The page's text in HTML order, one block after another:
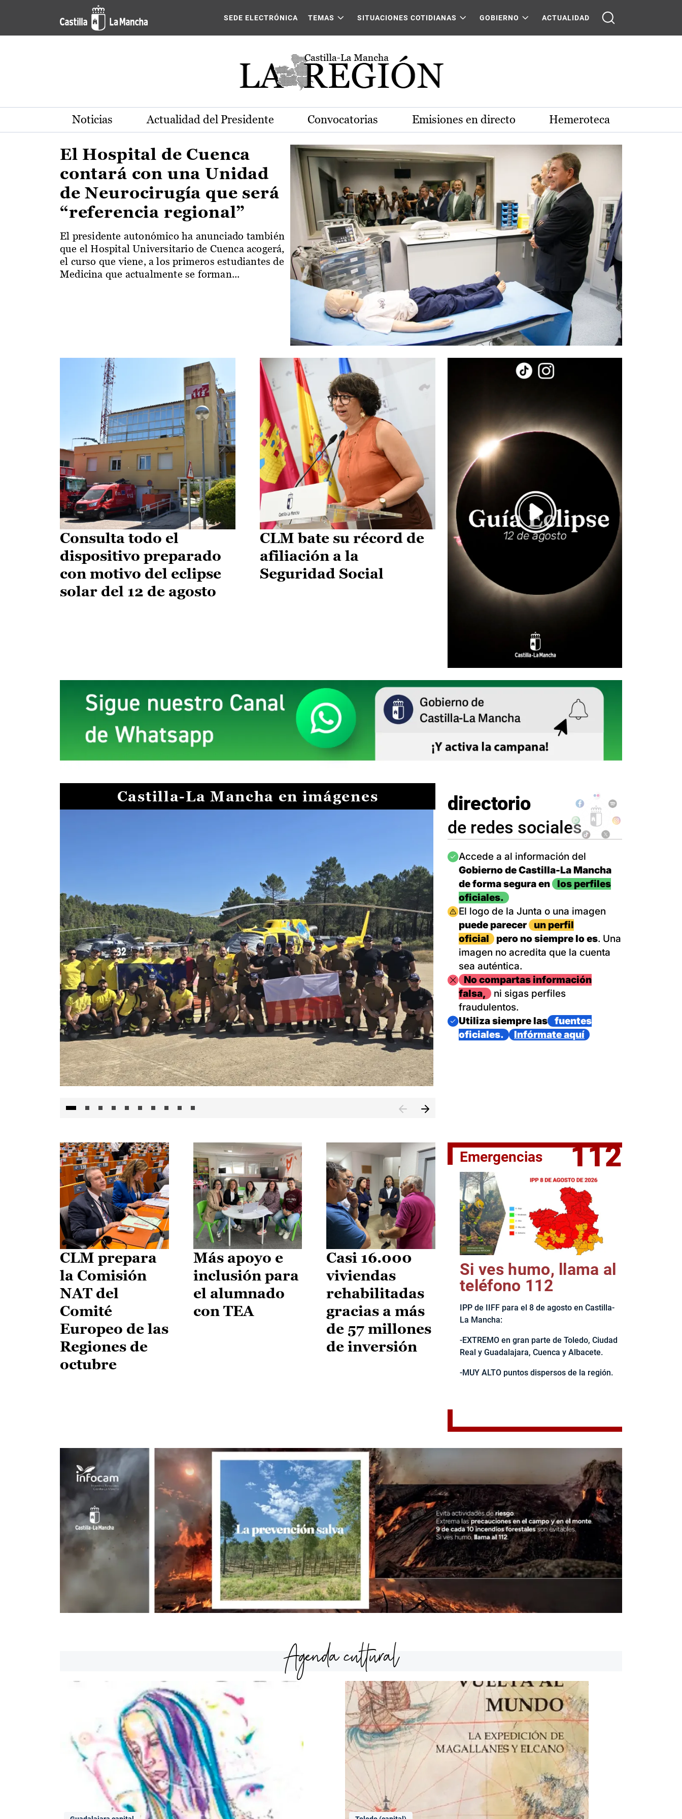
Pasar al contenido principal
Actualidad de la región de Castilla-La Mancha
SEDE ELECTRÓNICA TEMAS SITUACIONES COTIDIANAS GOBIERNO ACTUALIDAD
Noticias Actualidad del Presidente Convocatorias Emisiones en directo Hemeroteca
El Hospital de Cuenca
contará con una Unidad
de Neurocirugía que será
“referencia regional”
El presidente autonómico ha anunciado también
que el Hospital Universitario de Cuenca acogerá,
el curso que viene, a los primeros estudiantes de
Medicina que actualmente se forman...
Consulta todo el
dispositivo preparado
con motivo del eclipse
solar del 12 de agosto
CLM bate su récord de
afiliación a la
Seguridad Social
Castilla-La Mancha en imágenes
II Vuelta Ciclista CLM LEADER
directorio
de redes sociales
Imagen
Accede a al información del
Gobierno de Castilla-La Mancha
de forma segura en
los perfiles
oficiales.
Imagen
El logo de la Junta o una imagen
puede parecer
un perfil
oficial
pero no siempre lo es. Una
imagen no acredita que la cuenta
sea auténtica.
ImagenNo compartas información
falsa,
ni sigas perfiles
fraudulentos.
Imagen
Utiliza siempre las
fuentes
oficiales.
Infórmate aquí
CLM prepara
la Comisión
NAT del
Comité
Europeo de las
Regiones de
octubre
Más apoyo e
inclusión para
el alumnado
con TEA
Casi 16.000
viviendas
rehabilitadas
gracias a más
de 57 millones
de inversión
Emergencias 112
Si ves humo, llama al
teléfono 112
IPP de IIFF para el 8 de agosto en Castilla-
La Mancha:
-EXTREMO en gran parte de Toledo, Ciudad
Real y Guadalajara, Cuenca y Albacete.
-MUY ALTO puntos dispersos de la región.
Agenda cultural